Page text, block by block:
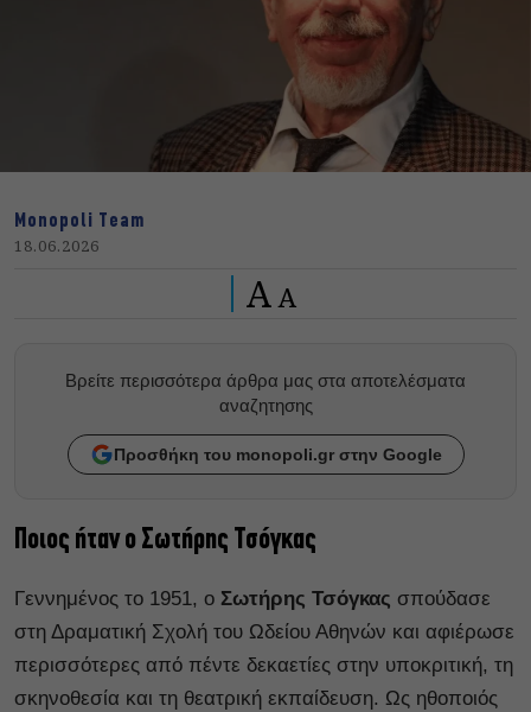
Monopoli Team
18.06.2026
A A
Βρείτε περισσότερα άρθρα μας στα αποτελέσματα
αναζητησης
Προσθήκη του monopoli.gr στην Google
Ποιος ήταν ο Σωτήρης Τσόγκας
Γεννημένος το 1951, ο Σωτήρης Τσόγκας σπούδασε
στη Δραματική Σχολή του Ωδείου Αθηνών και αφιέρωσε
περισσότερες από πέντε δεκαετίες στην υποκριτική, τη
σκηνοθεσία και τη θεατρική εκπαίδευση. Ως ηθοποιός